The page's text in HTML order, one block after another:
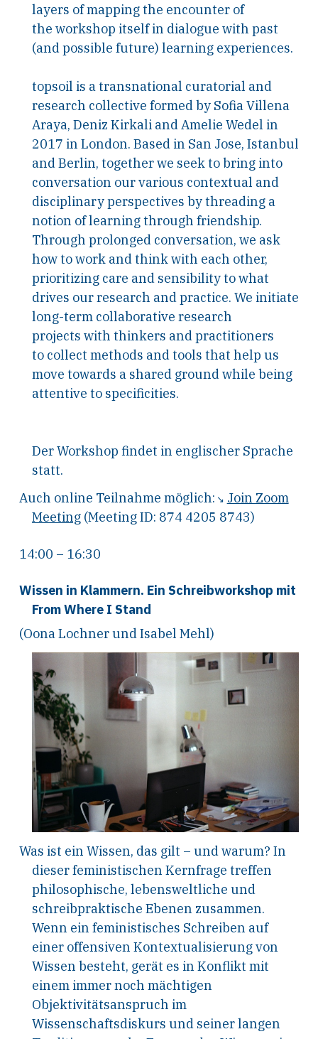
layers of mapping the encounter of
the workshop itself in dialogue with past
(and possible future) learning experiences.
topsoil is a transnational curatorial and
research collective formed by Sofia Villena
Araya, Deniz Kirkali and Amelie Wedel in
2017 in London. Based in San Jose, Istanbul
and Berlin, together we seek to bring into
conversation our various contextual and
disciplinary perspectives by threading a
notion of learning through friendship.
Through prolonged conversation, we ask
how to work and think with each other,
prioritizing care and sensibility to what
drives our research and practice. We initiate
long-term collaborative research
projects with thinkers and practitioners
to collect methods and tools that help us
move towards a shared ground while being
attentive to specificities.
Der Workshop findet in englischer Sprache
statt.
Auch online Teilnahme möglich:
Join Zoom
Meeting (Meeting ID: 874 4205 8743)
14:00 – 16:30
Wissen in Klammern. Ein Schreibworkshop mit
From Where I Stand
(Oona Lochner und Isabel Mehl)
Was ist ein Wissen, das gilt – und warum? In
dieser feministischen Kernfrage treffen
philosophische, lebensweltliche und
schreibpraktische Ebenen zusammen.
Wenn ein feministisches Schreiben auf
einer offensiven Kontextualisierung von
Wissen besteht, gerät es in Konflikt mit
einem immer noch mächtigen
Objektivitätsanspruch im
Wissenschaftsdiskurs und seiner langen